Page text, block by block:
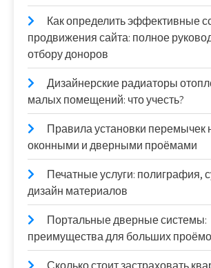
Как определить эффективные
продвижения сайта: полное
отбору доноров
Дизайнерские радиаторы
малых помещений: что учесть?
Правила установки перемычек
оконными и дверными проёмами
Печатные услуги: полиграфия,
дизайн материалов
Портальные дверные системы:
преимущества для больших